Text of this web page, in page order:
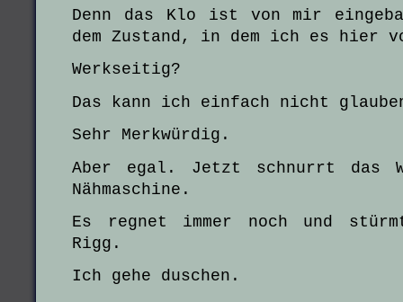
Denn das Klo ist von mir
dem Zustand, in dem ich es hier
Werkseitig?
Das kann ich einfach nicht
Sehr Merkwürdig.
Aber egal. Jetzt schnurrt das
Nähmaschine.
Es regnet immer noch und
Rigg.
Ich gehe duschen.